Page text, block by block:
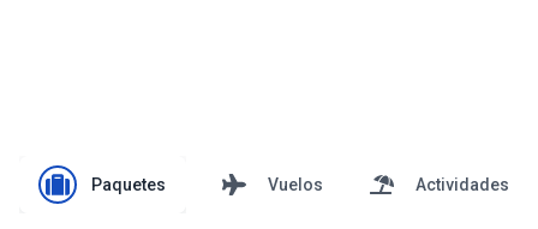
Paquetes Vuelos Actividades